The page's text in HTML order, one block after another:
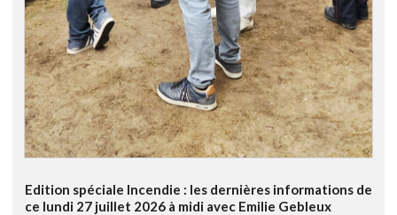
Edition spéciale Incendie : les dernières informations de
ce lundi 27 juillet 2026 à midi avec Emilie Gebleux